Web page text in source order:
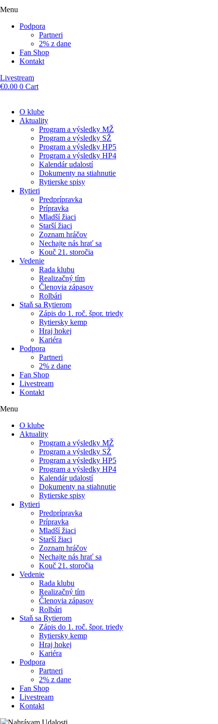
Menu
Podpora
Partneri
2% z dane
Fan Shop
Kontakt
Livestream
€0.00 0 Cart
O klube
Aktuality
Program a výsledky MŽ
Program a výsledky SŽ
Program a výsledky HP5
Program a výsledky HP4
Kalendár udalostí
Dokumenty na stiahnutie
Rytierske spisy
Rytieri
Predprípravka
Prípravka
Mladší žiaci
Starší žiaci
Zoznam hráčov
Nechajte nás hrať sa
Kouč 21. storočia
Vedenie
Rada klubu
Realizačný tím
Členovia zápasov
Rolbári
Staň sa Rytierom
Zápis do 1. roč. špor. triedy
Rytiersky kemp
Hraj hokej
Kariéra
Podpora
Partneri
2% z dane
Fan Shop
Livestream
Kontakt
Menu
O klube
Aktuality
Program a výsledky MŽ
Program a výsledky SŽ
Program a výsledky HP5
Program a výsledky HP4
Kalendár udalostí
Dokumenty na stiahnutie
Rytierske spisy
Rytieri
Predprípravka
Prípravka
Mladší žiaci
Starší žiaci
Zoznam hráčov
Nechajte nás hrať sa
Kouč 21. storočia
Vedenie
Rada klubu
Realizačný tím
Členovia zápasov
Rolbári
Staň sa Rytierom
Zápis do 1. roč. špor. triedy
Rytiersky kemp
Hraj hokej
Kariéra
Podpora
Partneri
2% z dane
Fan Shop
Livestream
Kontakt